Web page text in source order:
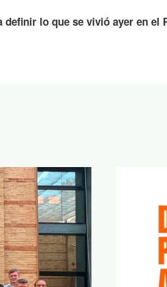
definir lo que se vivió ayer en el